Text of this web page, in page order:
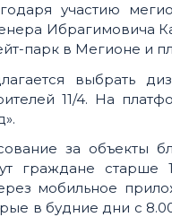
участию
Ибрагимовича
парк в Мегионе и
выбрать
11/4. На
за объекты
граждане старше
мобильное
в будние дни с